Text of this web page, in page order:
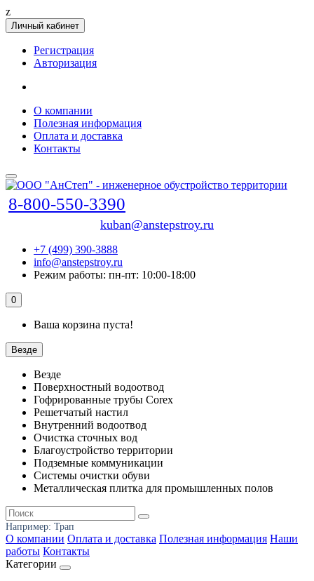
z
Личный кабинет
Регистрация
Авторизация
О компании
Полезная информация
Оплата и доставка
Контакты
8-800-550-3390
kuban@anstepstroy.ru
+7 (499) 390-3888
info@anstepstroy.ru
Режим работы: пн-пт: 10:00-18:00
0
Ваша корзина пуста!
Везде
Везде
Поверхностный водоотвод
Гофрированные трубы Corex
Решетчатый настил
Внутренний водоотвод
Очистка сточных вод
Благоустройство территории
Подземные коммуникации
Системы очистки обуви
Металлическая плитка для промышленных полов
Например: Трап
О компании Оплата и доставка Полезная информация Наши
работы Контакты
Категории